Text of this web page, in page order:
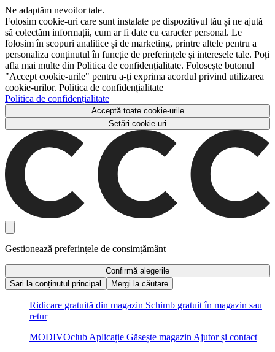
Ne adaptăm nevoilor tale.
Folosim cookie-uri care sunt instalate pe dispozitivul tău și ne ajută
să colectăm informații, cum ar fi date cu caracter personal. Le
folosim în scopuri analitice și de marketing, printre altele pentru a
personaliza conținutul în funcție de preferințele și interesele tale. Poți
afla mai multe din Politica de confidențialitate. Folosește butonul
"Accept cookie-urile" pentru a-ți exprima acordul privind utilizarea
cookie-urilor. Politica de confidențialitate
Politica de confidențialitate
Acceptă toate cookie-urile
Setări cookie-uri
Gestionează preferințele de consimțământ
Confirmă alegerile
Sari la conținutul principal
Mergi la căutare
Ridicare gratuită din magazin Schimb gratuit în magazin sau
retur
MODIVOclub Aplicație Găsește magazin Ajutor și contact